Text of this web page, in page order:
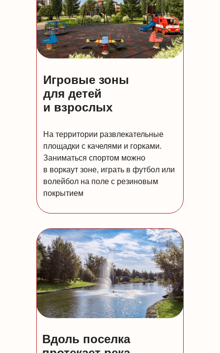
На территории развлекательные
площадки с качелями и горками.
Заниматься спортом можно
в воркаут зоне, играть в футбол или
волейбол на поле с резиновым
покрытием
Игровые зоны
для детей
и взрослых
Вдоль поселка